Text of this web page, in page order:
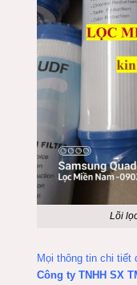
Lõi
Mọi thông tin chi tiết
Công ty TNHH SX